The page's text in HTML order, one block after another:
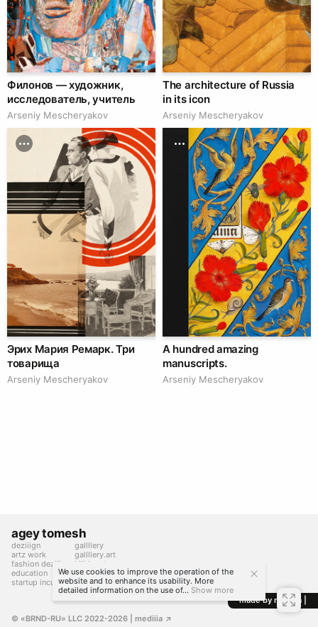
Филонов — художник,
исследователь, учитель
Arseniy Mescheryakov
The architecture of Russia
in its icon
Arseniy Mescheryakov
Эрих Мария Ремарк. Три
товарища
Arseniy Mescheryakov
A hundred amazing
manuscripts.
Arseniy Mescheryakov
agey tomesh
deziiign
artz work
fashion deziiign
education
startup incubator
gallllery
gallllery.art
kiiids.art
made by mediiia |
© «BRND-RU» LLC 2022-2026 | mediiia ↗
We use cookies to improve the operation of the
website and to enhance its usability. More
detailed information on the use of... Show more